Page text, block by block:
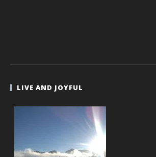
LIVE AND JOYFUL